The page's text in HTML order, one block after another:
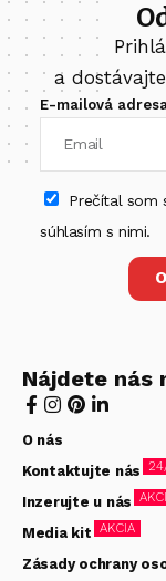
a
E-mailová
Prečítal som
súhlasím s nimi.
Nájdete nás
O nás
Kontaktujte nás
Inzerujte u nás
Media kit AKCIA
Zásady ochrany